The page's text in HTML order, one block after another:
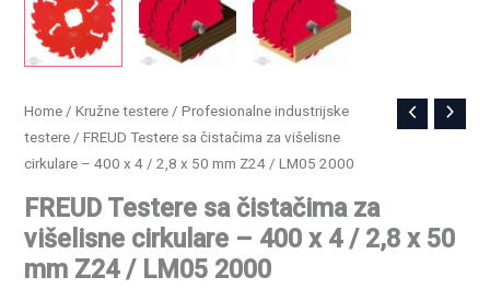
Home /Kružne testere /Profesionalne industrijske
testere / FREUD Testere sa čistačima za višelisne
cirkulare – 400 x 4 / 2,8 x 50 mm Z24 / LM05 2000
FREUD Testere sa čistačima za
višelisne cirkulare – 400 x 4 / 2,8 x 50
mm Z24 / LM05 2000
FREUD
Testere
sa
čistačima
za
višelisne